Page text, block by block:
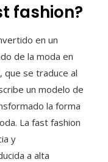
fashion?
en un
de la moda en
que se traduce al
un modelo de
la forma
La fast fashion
y
a alta